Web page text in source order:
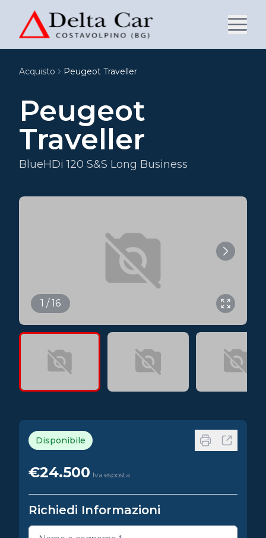
Acquisto Peugeot Traveller
Peugeot
Traveller
BlueHDi 120 S&S Long Business
1 / 16
Disponibile
€24.500 Iva esposta
Richiedi Informazioni